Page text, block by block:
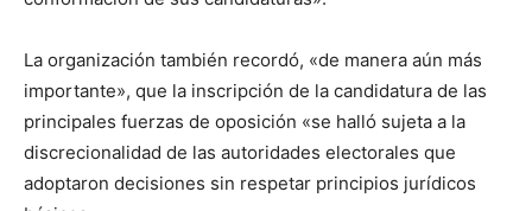
La organización también recordó, «de manera aún más
importante», que la inscripción de la candidatura de las
principales fuerzas de oposición «se halló sujeta a la
discrecionalidad de las autoridades electorales que
adoptaron decisiones sin respetar principios jurídicos